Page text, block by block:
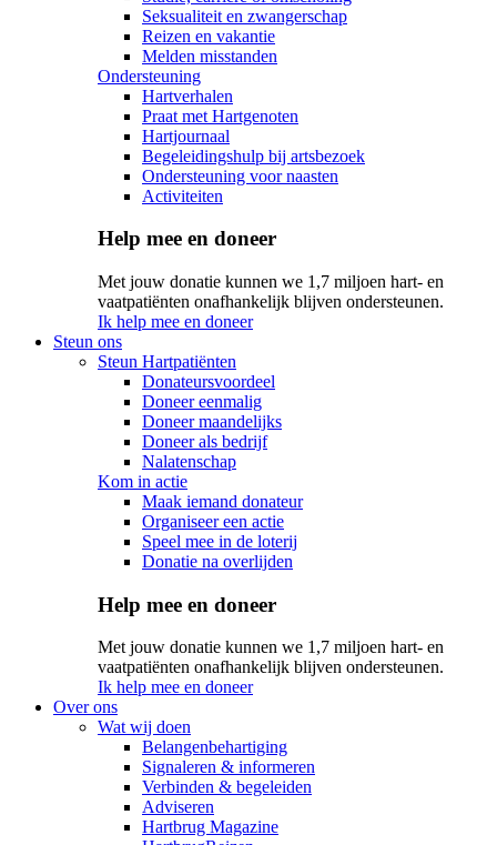
Seksualiteit en zwangerschap
Reizen en vakantie
Melden misstanden
Ondersteuning
Hartverhalen
Praat met Hartgenoten
Hartjournaal
Begeleidingshulp bij artsbezoek
Ondersteuning voor naasten
Activiteiten
Help mee en doneer
Met jouw donatie kunnen we 1,7 miljoen hart- en
vaatpatiënten onafhankelijk blijven ondersteunen.
Ik help mee en doneer
Steun ons
Steun Hartpatiënten
Donateursvoordeel
Doneer eenmalig
Doneer maandelijks
Doneer als bedrijf
Nalatenschap
Kom in actie
Maak iemand donateur
Organiseer een actie
Speel mee in de loterij
Donatie na overlijden
Help mee en doneer
Met jouw donatie kunnen we 1,7 miljoen hart- en
vaatpatiënten onafhankelijk blijven ondersteunen.
Ik help mee en doneer
Over ons
Wat wij doen
Belangenbehartiging
Signaleren & informeren
Verbinden & begeleiden
Adviseren
Hartbrug Magazine